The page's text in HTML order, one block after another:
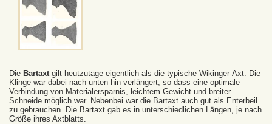
Die Bartaxt gilt heutzutage eigentlich als die typische Wikinger-Axt. Die
Klinge war dabei nach unten hin verlängert, so dass eine optimale
Verbindung von Materialersparnis, leichtem Gewicht und breiter
Schneide möglich war. Nebenbei war die Bartaxt auch gut als Enterbeil
zu gebrauchen. Die Bartaxt gab es in unterschiedlichen Längen, je nach
Größe ihres Axtblatts.